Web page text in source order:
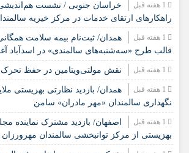
خراسان جنوبی / نشست
راهکارهای ارتقای خدمات در مرکز خیریه
همدان/ ثبت‌نام بیمه سلامت
قالب طرح «سه‌شنبه‌های سالمندی» در اسدآباد
نقش مولتی‌ویتامین در حفظ تحرک
همدان/ بازدید نظارتی بهزیستی
نگهداری سالمندان «مهر مادران» سامن
اصفهان/ بازدید مشترک نماینده
بهزیستی از مرکز توانبخشی سالمندان مهرورزان